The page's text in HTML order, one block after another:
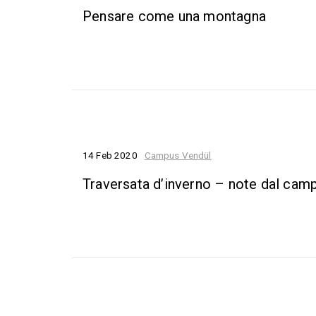
Pensare come una montagna
14 Feb 2020 Campus Vendül
Traversata d’inverno – note dal